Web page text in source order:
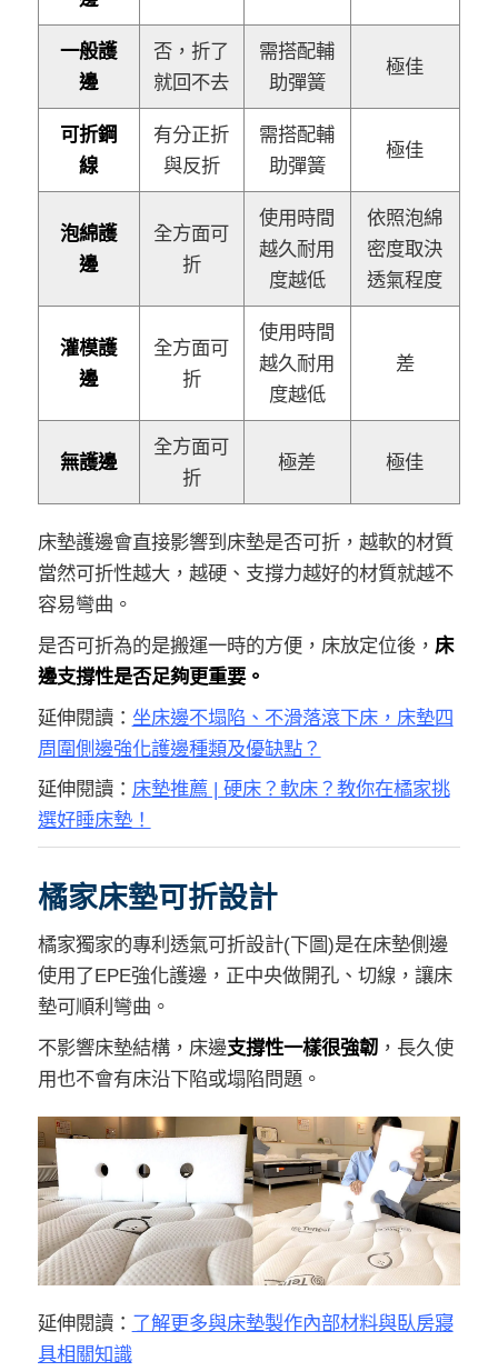
一般護
邊
否，折了
就回不去
需搭配輔
助彈簧
極佳
可折鋼
線
有分正折
與反折
需搭配輔
助彈簧
極佳
泡綿護
邊
全方面可
折
使用時間
越久耐用
度越低
依照泡綿
密度取決
透氣程度
灌模護
邊
全方面可
折
使用時間
越久耐用
度越低
差
無護邊
全方面可
折
極差 極佳
床墊護邊會直接影響到床墊是否可折，越軟的材質
當然可折性越大，越硬、支撐力越好的材質就越不
容易彎曲。
是否可折為的是搬運一時的方便，床放定位後， 床
邊支撐性是否足夠更重要。
延伸閱讀： 坐床邊不塌陷、不滑落滾下床，床墊四
周圍側邊強化護邊種類及優缺點？
延伸閱讀： 床墊推薦 | 硬床？軟床？教你在橘家挑
選好睡床墊！
橘家床墊可折設計
橘家獨家的專利透氣可折設計(下圖)是在床墊側邊
使用了EPE強化護邊，正中央做開孔、切線，讓床
墊可順利彎曲。
不影響床墊結構，床邊支撐性一樣很強韌，長久使
用也不會有床沿下陷或塌陷問題。
延伸閱讀： 了解更多與床墊製作內部材料與臥房寢
具相關知識